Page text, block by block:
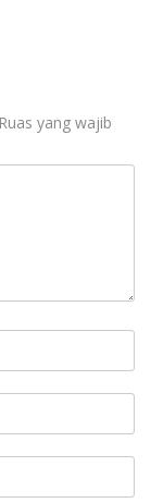
Ruas yang wajib